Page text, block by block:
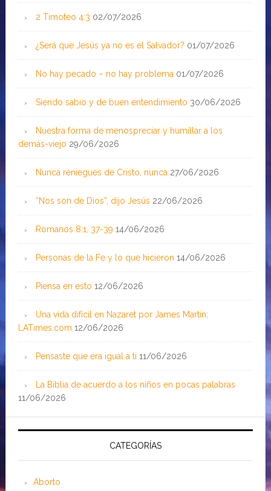
2 Timoteo 4:3 02/07/2026
¿Será que Jesús ya no es el Salvador? 01/07/2026
No hay pecado – no hay problema 01/07/2026
Siendo sabio y de buen entendimiento 30/06/2026
Nuestra forma de menospreciar y humillar a los
demás-viejo 29/06/2026
Nunca reniegues de Cristo, nunca 27/06/2026
“Nos son de Dios”, dijo Jesús 22/06/2026
Romanos 8:1, 37-39 14/06/2026
Personas de la Fe y lo que hicieron 14/06/2026
Piensa en esto 12/06/2026
Una vida difícil en Nazaret por James Martin;
LATimes.com 12/06/2026
Pensaste que era igual a ti 11/06/2026
La Biblia de acuerdo a los niños en pocas palabras
11/06/2026
CATEGORÍAS
Aborto